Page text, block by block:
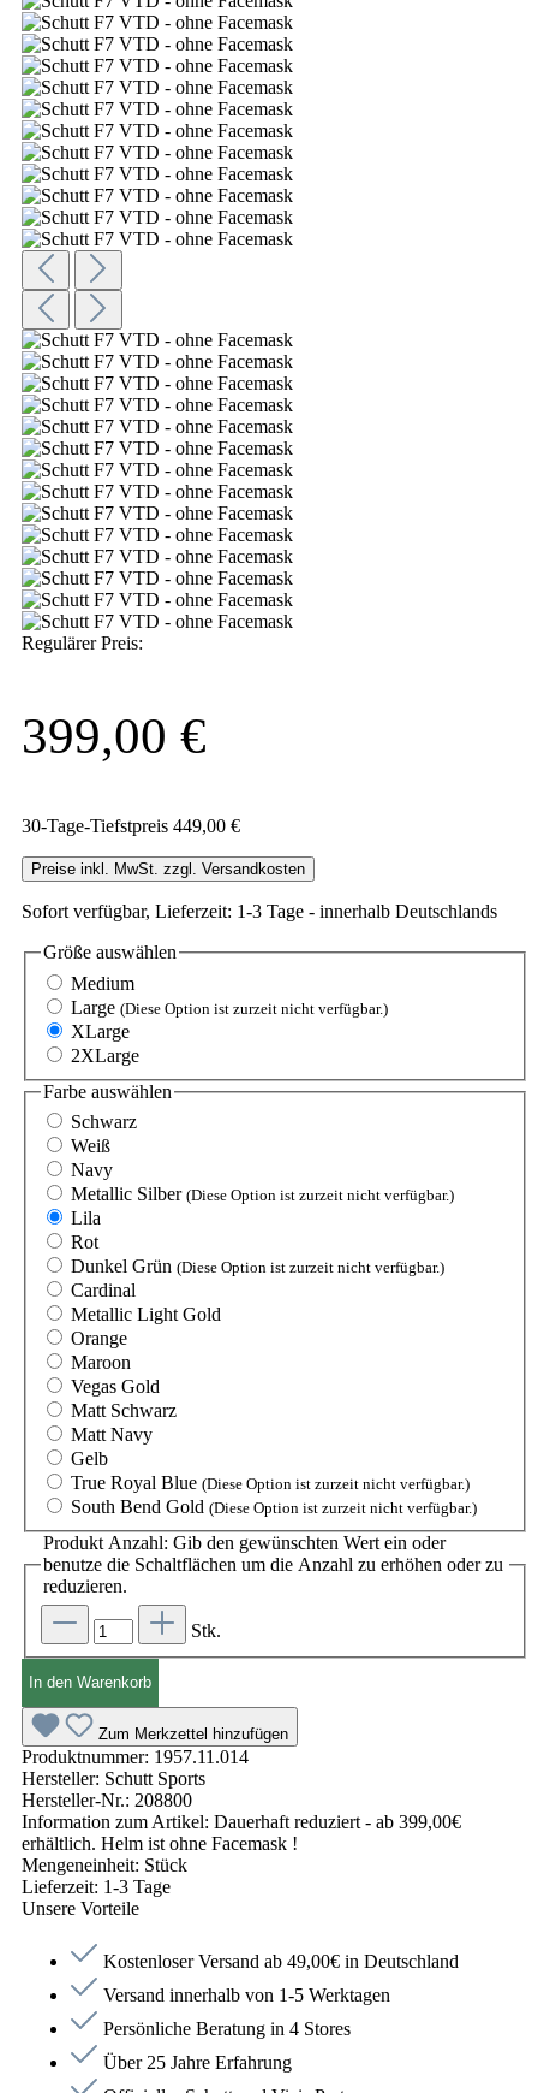
Regulärer Preis:
399,00 €
30-Tage-Tiefstpreis 449,00 €
Preise inkl. MwSt. zzgl. Versandkosten
Sofort verfügbar, Lieferzeit: 1-3 Tage - innerhalb Deutschlands
Größe auswählen
Medium
Large (Diese Option ist zurzeit nicht verfügbar.)
XLarge
2XLarge
Farbe auswählen
Schwarz
Weiß
Navy
Metallic Silber (Diese Option ist zurzeit nicht verfügbar.)
Lila
Rot
Dunkel Grün (Diese Option ist zurzeit nicht verfügbar.)
Cardinal
Metallic Light Gold
Orange
Maroon
Vegas Gold
Matt Schwarz
Matt Navy
Gelb
True Royal Blue (Diese Option ist zurzeit nicht verfügbar.)
South Bend Gold (Diese Option ist zurzeit nicht verfügbar.)
Produkt Anzahl: Gib den gewünschten Wert ein oder
benutze die Schaltflächen um die Anzahl zu erhöhen oder zu
reduzieren.
Stk.
In den Warenkorb
Zum Merkzettel hinzufügen
Produktnummer: 1957.11.014
Hersteller: Schutt Sports
Hersteller-Nr.: 208800
Information zum Artikel: Dauerhaft reduziert - ab 399,00€
erhältlich. Helm ist ohne Facemask !
Mengeneinheit: Stück
Lieferzeit: 1-3 Tage
Unsere Vorteile
Kostenloser Versand ab 49,00€ in Deutschland
Versand innerhalb von 1-5 Werktagen
Persönliche Beratung in 4 Stores
Über 25 Jahre Erfahrung